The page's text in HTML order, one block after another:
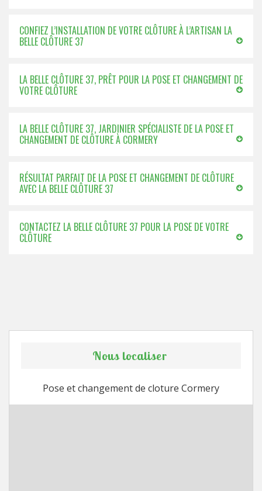
CONFIEZ L’INSTALLATION DE VOTRE CLÔTURE À L’ARTISAN LA
BELLE CLÔTURE 37
LA BELLE CLÔTURE 37, PRÊT POUR LA POSE ET CHANGEMENT DE
VOTRE CLÔTURE
LA BELLE CLÔTURE 37, JARDINIER SPÉCIALISTE DE LA POSE ET
CHANGEMENT DE CLÔTURE À CORMERY
RÉSULTAT PARFAIT DE LA POSE ET CHANGEMENT DE CLÔTURE
AVEC LA BELLE CLÔTURE 37
CONTACTEZ LA BELLE CLÔTURE 37 POUR LA POSE DE VOTRE
CLÔTURE
Nous localiser
Pose et changement de cloture Cormery